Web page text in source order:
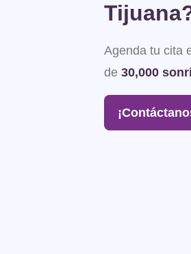
Agenda tu cita
de 30,000